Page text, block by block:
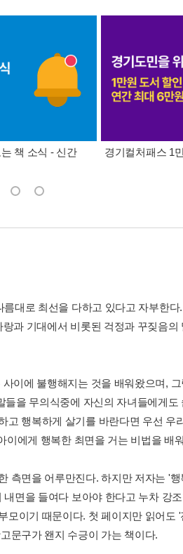
책 소식 - 신간
경기컬처패스 1
대로 최선을 다하고 있다고 자부한다
과 기대에서 비롯된 걱정과 꾸짖음의
이에 불행해지는 것을 배워왔으며,
을 무의식중에 자신의 자녀들에게도
행복하게 살기를 바란다면 우선 우
에게 행복한 최면을 거는 비법을 배
측면을 어루만진다. 하지만 저자는 '
면을 들여다 보아야 한다고 누차 강
이기 때문이다. 첫 페이지만 읽어도 '
문구가 왠지 수긍이 가는 책이다.